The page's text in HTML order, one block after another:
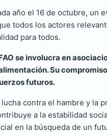
año el 16 de octubre, un
todos los actores
para todos.
se involucra en
Su
futuros.
contra el hambre y
a la estabilidad
en la búsqueda de un